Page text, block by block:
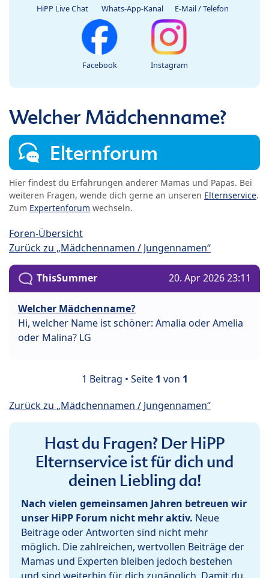
HiPP Live Chat Whats-App-Kanal E-Mail / Telefon
Facebook Instagram
Welcher Mädchenname?
Elternforum
Hier findest du Erfahrungen anderer Mamas und Papas. Bei
weiteren Fragen, wende dich gerne an unseren Elternservice.
Zum Expertenforum wechseln.
Foren-Übersicht
Zurück zu „Mädchennamen / Jungennamen“
ThisSummer 20. Apr 2026 23:11
Welcher Mädchenname?
Hi, welcher Name ist schöner: Amalia oder Amelia
oder Malina? LG
1 Beitrag • Seite 1 von 1
Zurück zu „Mädchennamen / Jungennamen“
Hast du Fragen? Der HiPP
Elternservice ist für dich und
deinen Liebling da!
Nach vielen gemeinsamen Jahren betreuen wir
unser HiPP Forum nicht mehr aktiv. Neue
Beiträge oder Antworten sind nicht mehr
möglich. Die zahlreichen, wertvollen Beiträge der
Mamas und Experten bleiben jedoch bestehen